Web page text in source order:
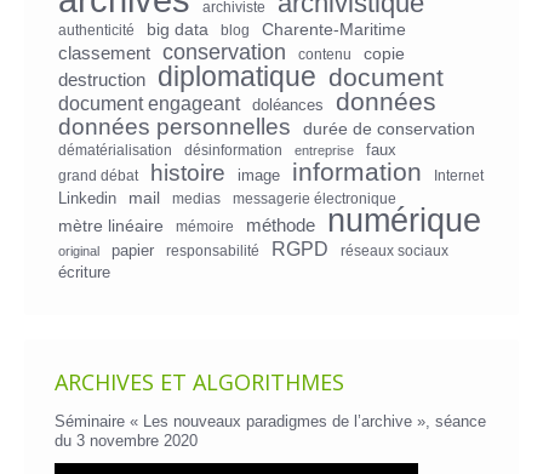
archiviste
authenticité big data blog
Charente-Maritime
classement
conservation contenu
copie
destruction
diplomatique document
document engageant doléances données
données personnelles durée de conservation
dématérialisation désinformation entreprise faux
grand débat histoire image information Internet
Linkedin mail medias messagerie électronique
mètre linéaire mémoire méthode numérique
original papier responsabilité RGPD réseaux sociaux
écriture
ARCHIVES ET ALGORITHMES
Séminaire « Les nouveaux paradigmes de l’archive », séance
du 3 novembre 2020